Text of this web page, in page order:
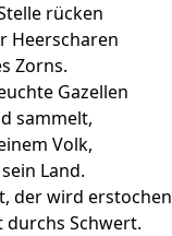
rücken
Heerscharen
Zorns.
Gazellen
sammelt,
Volk,
Land.
der wird
Schwert.